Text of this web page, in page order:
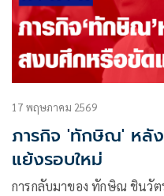
17 พฤษภาคม 2569
ภารกิจ 'ทักษิณ' หลั
แย้งรอบใหม่
การกลับมาของ ทักษิณ ชินวัตร อดีตนาย